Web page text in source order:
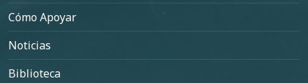
Cómo Apoyar
Noticias
Biblioteca